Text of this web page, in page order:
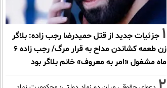
1 جزئیات جدید از قتل حمیدرضا رجب زاده: بلاگر
زن طعمه کشاندن مداح به قرار مرگ/ رجب زاده 6
ماه مشغول «امر به معروف» خانم بلاگر بود